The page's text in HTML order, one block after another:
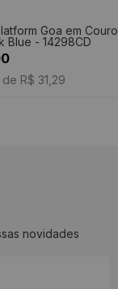
Goa em Couro
Blue - 14298CD
R$ 31,29
novidades